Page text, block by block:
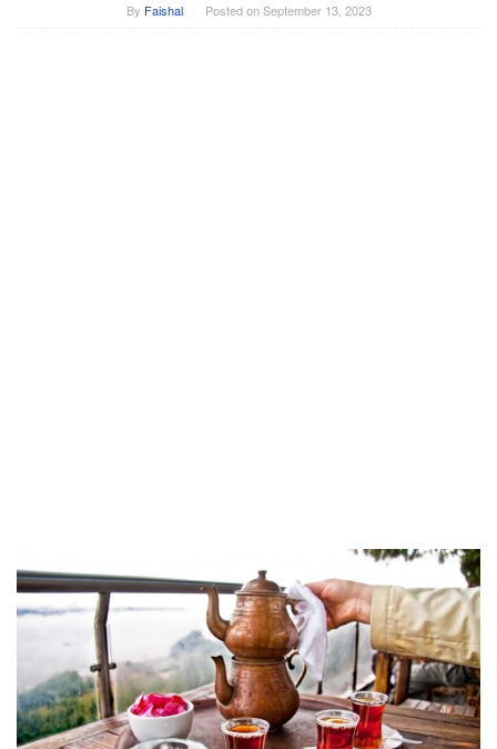
By Faishal Posted onSeptember 13, 2023